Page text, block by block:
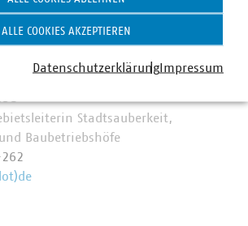
Stadtsauberkeit,
Baubetriebshöfe
ALLE COOKIES AKZEPTIEREN
DatenschutzerklärungImpressum